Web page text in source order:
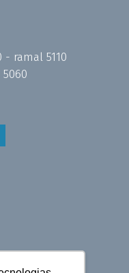
- ramal 5110
5060